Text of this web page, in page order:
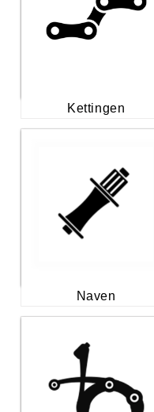
Kettingen
Naven